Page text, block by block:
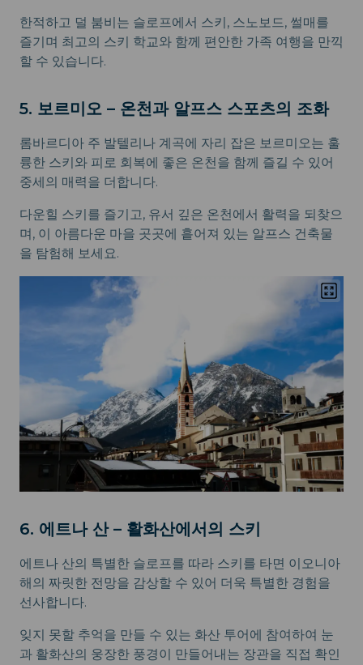
한적하고 덜 붐비는 슬로프에서 스키, 스노보드, 썰매를
즐기며 최고의 스키 학교와 함께 편안한 가족 여행을 만끽
할 수 있습니다.
5. 보르미오 – 온천과 알프스 스포츠의 조화
롬바르디아 주 발텔리나 계곡에 자리 잡은 보르미오는 훌
륭한 스키와 피로 회복에 좋은 온천을 함께 즐길 수 있어
중세의 매력을 더합니다.
다운힐 스키를 즐기고, 유서 깊은 온천에서 활력을 되찾으
며, 이 아름다운 마을 곳곳에 흩어져 있는 알프스 건축물
을 탐험해 보세요.
6. 에트나 산 – 활화산에서의 스키
에트나 산의 특별한 슬로프를 따라 스키를 타면 이오니아
해의 짜릿한 전망을 감상할 수 있어 더욱 특별한 경험을
선사합니다.
잊지 못할 추억을 만들 수 있는 화산 투어에 참여하여 눈
과 활화산의 웅장한 풍경이 만들어내는 장관을 직접 확인